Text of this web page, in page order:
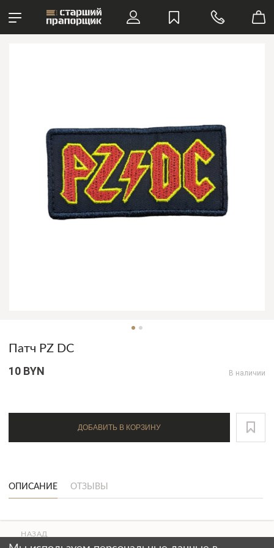
Патч PZ DC
10 BYN В наличии
ДОБАВИТЬ В КОРЗИНУ
ОПИСАНИЕ ОТЗЫВЫ
НАЗАД